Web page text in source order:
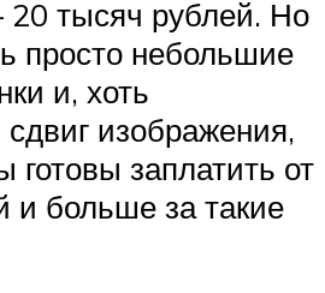
20 тысяч рублей. Но
просто небольшие
и, хоть
изображения,
готовы заплатить от
и больше за такие